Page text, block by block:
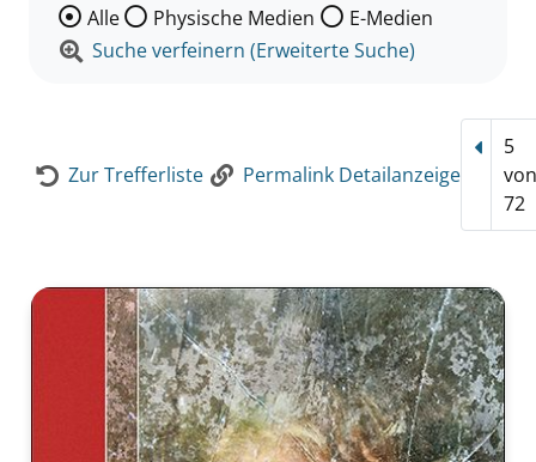
Wählen Sie die Medienart nach der Sie suchen wollen.
Alle Physische Medien
E-Medien
Suche verfeinern (Erweiterte Suche)
Zur Trefferliste Permalink Detailanzeige
5
72